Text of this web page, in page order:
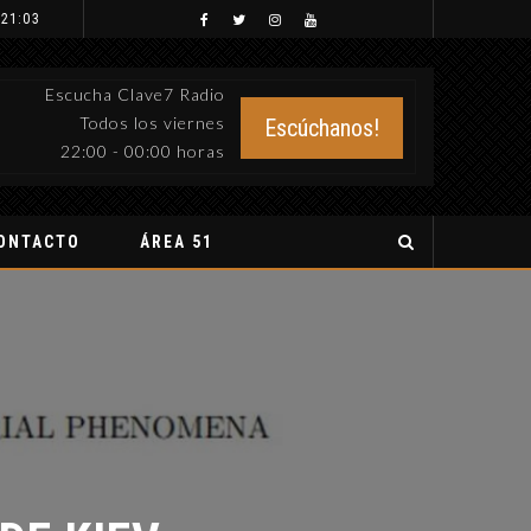
Escucha Clave7 Radio
Todos los viernes
22:00 - 00:00 horas
Escúchanos!
ÁREA 51